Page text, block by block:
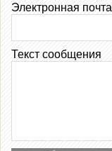
Электронная почта
Текст сообщения